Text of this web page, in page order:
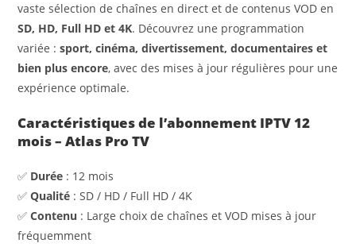
vaste sélection de chaînes en direct et de contenus VOD en
SD, HD, Full HD et 4K. Découvrez une programmation
variée :sport, cinéma, divertissement, documentaires et
bien plus encore, avec des mises à jour régulières pour une
expérience optimale.
Caractéristiques de l’abonnement IPTV 12
mois – Atlas Pro TV
✅ Durée : 12 mois
✅Qualité : SD / HD / Full HD / 4K
✅Contenu : Large choix de chaînes et VOD mises à jour
fréquemment